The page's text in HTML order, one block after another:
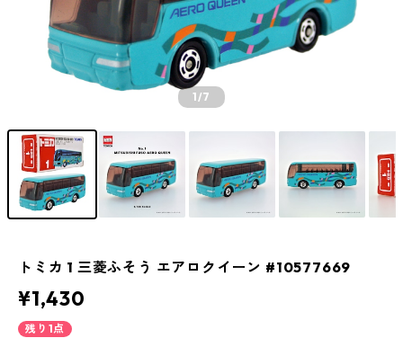
1/7
トミカ 1 三菱ふそう エアロクイーン #10577669
¥1,430
残り1点